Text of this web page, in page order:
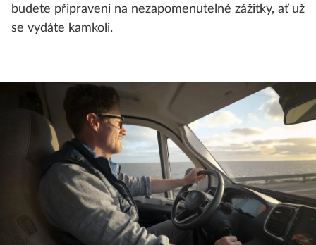
budete připraveni na nezapomenutelné zážitky, ať už
se vydáte kamkoli.